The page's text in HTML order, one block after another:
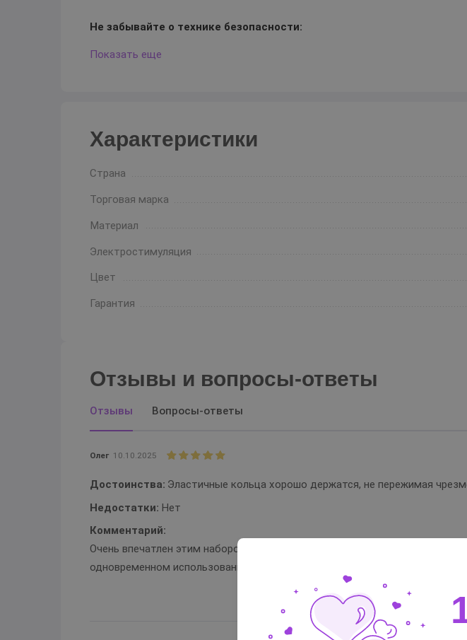
Не забывайте о технике безопасности:
Показать еще
Характеристики
Страна
Торговая марка
Материал
Электростимуляция
Цвет
Гарантия
Отзывы и вопросы-ответы
Отзывы Вопросы-ответы
Олег 10.10.2025
Достоинства: Эластичные кольца хорошо держатся, не пережимая
Недостатки: Нет
Комментарий:
Очень впечатлен этим набором. Ожидания полностью оправдались.
одновременном использовании двух стимуляторов.